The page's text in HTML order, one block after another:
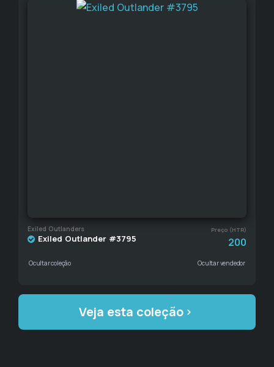
Exiled Outlanders Preço (HTR)
Exiled Outlander #3795 200
Ocultar coleção Ocultar vendedor
Veja esta coleção